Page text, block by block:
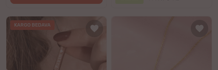
KARGO BEDAVA